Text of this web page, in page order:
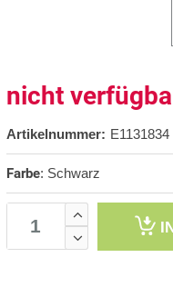
nicht
Artikelnummer: E1131834
Farbe: Schwarz